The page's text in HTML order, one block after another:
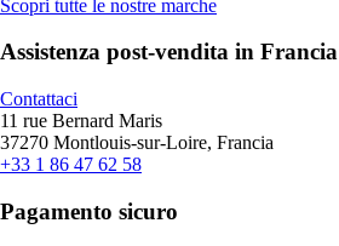
Scopri tutte le nostre marche
Assistenza post-vendita in Francia
Contattaci
11 rue Bernard Maris
37270 Montlouis-sur-Loire, Francia
+33 1 86 47 62 58
Pagamento sicuro